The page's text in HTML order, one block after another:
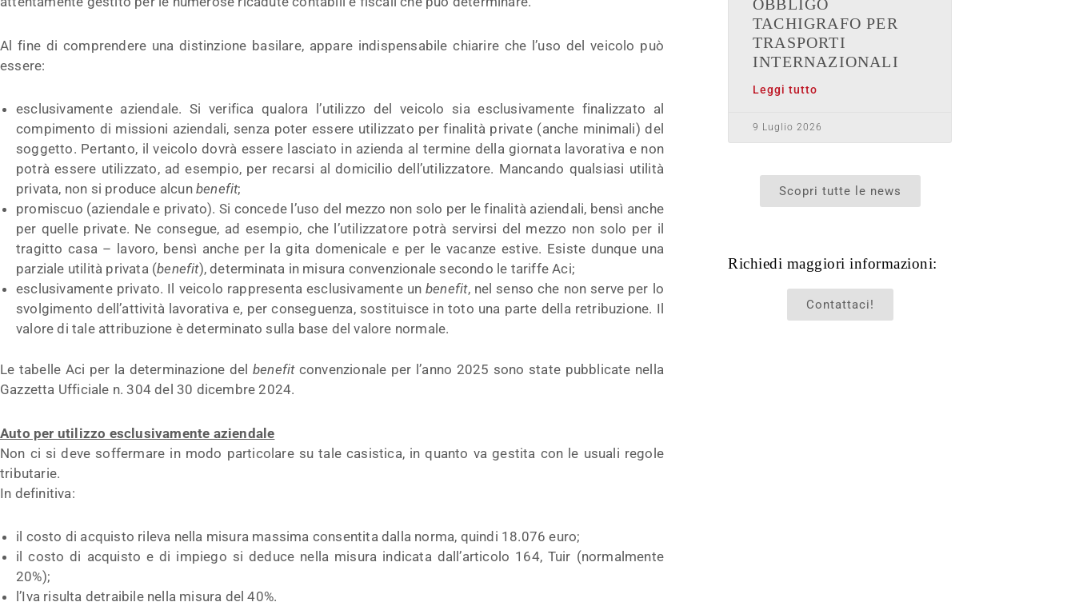
Al fine di comprendere una distinzione basilare, appare indispensabile chiarire che l’uso del veicolo può
essere:
esclusivamente aziendale. Si verifica qualora l’utilizzo del veicolo sia esclusivamente finalizzato al
compimento di missioni aziendali, senza poter essere utilizzato per finalità private (anche minimali) del
soggetto. Pertanto, il veicolo dovrà essere lasciato in azienda al termine della giornata lavorativa e non
potrà essere utilizzato, ad esempio, per recarsi al domicilio dell’utilizzatore. Mancando qualsiasi utilità
privata, non si produce alcun benefit;
promiscuo (aziendale e privato). Si concede l’uso del mezzo non solo per le finalità aziendali, bensì anche
per quelle private. Ne consegue, ad esempio, che l’utilizzatore potrà servirsi del mezzo non solo per il
tragitto casa – lavoro, bensì anche per la gita domenicale e per le vacanze estive. Esiste dunque una
parziale utilità privata (benefit), determinata in misura convenzionale secondo le tariffe Aci;
esclusivamente privato. Il veicolo rappresenta esclusivamente unbenefit, nel senso che non serve per lo
svolgimento dell’attività lavorativa e, per conseguenza, sostituisce in toto una parte della retribuzione. Il
valore di tale attribuzione è determinato sulla base del valore normale.
Le tabelle Aci per la determinazione del benefitconvenzionale per l’anno 2025 sono state pubblicate nella
Gazzetta Ufficiale n. 304 del 30 dicembre 2024.
Auto per utilizzo esclusivamente aziendale
Non ci si deve soffermare in modo particolare su tale casistica, in quanto va gestita con le usuali regole
tributarie.
In definitiva:
il costo di acquisto rileva nella misura massima consentita dalla norma, quindi 18.076 euro;
il costo di acquisto e di impiego si deduce nella misura indicata dall’articolo 164, Tuir (normalmente
20%);
l’Iva risulta detraibile nella misura del 40%.
OBBLIGO
TACHIGRAFO PER
TRASPORTI
INTERNAZIONALI
Leggi tutto
9 Luglio 2026
Scopri tutte le news
Richiedi maggiori informazioni:
Contattaci!